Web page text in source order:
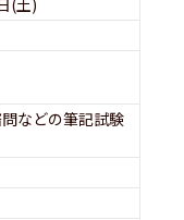
などの筆記試験